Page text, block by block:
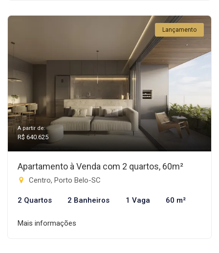
Lançamento
A partir de:
R$ 640.625
Apartamento à Venda com 2 quartos, 60m²
Centro, Porto Belo-SC
2 Quartos 2 Banheiros 1 Vaga 60 m²
Mais informações